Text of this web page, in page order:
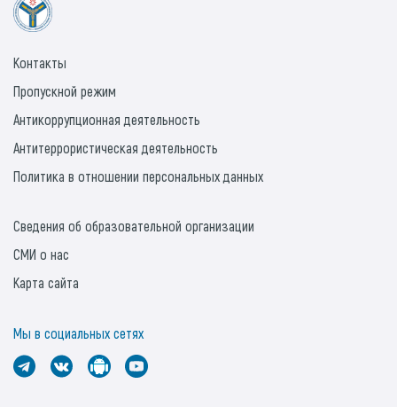
Контакты
Пропускной режим
Антикоррупционная деятельность
Антитеррористическая деятельность
Политика в отношении персональных данных
Сведения об образовательной организации
СМИ о нас
Карта сайта
Мы в социальных сетях